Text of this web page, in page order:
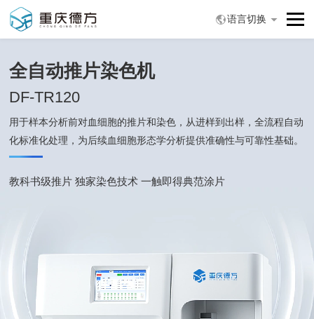
语言切换
全自动推片染色机
DF-TR120
用于样本分析前对血细胞的推片和染色，从进样到出样，全流程自动
化标准化处理， 为后续血细胞形态学分析提供准确性与可靠性基础。
教科书级推片 独家染色技术 一触即得典范涂片